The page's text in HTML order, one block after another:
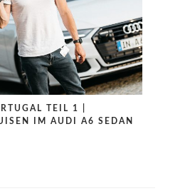
TEIL 1 |
IM AUDI A6 SEDAN